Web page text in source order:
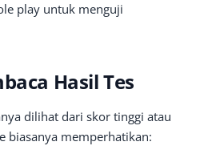
play untuk menguji
Hasil Tes
dilihat dari skor tinggi atau
biasanya memperhatikan: